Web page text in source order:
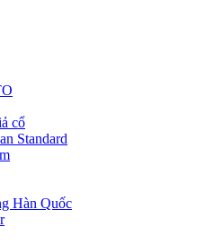
cổ
Standard
Hàn Quốc